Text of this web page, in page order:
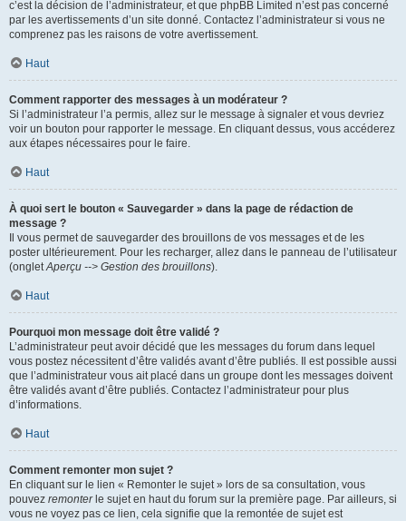
c’est la décision de l’administrateur, et que phpBB Limited n’est pas concerné
par les avertissements d’un site donné. Contactez l’administrateur si vous ne
comprenez pas les raisons de votre avertissement.
Haut
Comment rapporter des messages à un modérateur ?
Si l’administrateur l’a permis, allez sur le message à signaler et vous devriez
voir un bouton pour rapporter le message. En cliquant dessus, vous accéderez
aux étapes nécessaires pour le faire.
Haut
À quoi sert le bouton « Sauvegarder » dans la page de rédaction de
message ?
Il vous permet de sauvegarder des brouillons de vos messages et de les
poster ultérieurement. Pour les recharger, allez dans le panneau de l’utilisateur
(ongletAperçu --> Gestion des brouillons).
Haut
Pourquoi mon message doit être validé ?
L’administrateur peut avoir décidé que les messages du forum dans lequel
vous postez nécessitent d’être validés avant d’être publiés. Il est possible aussi
que l’administrateur vous ait placé dans un groupe dont les messages doivent
être validés avant d’être publiés. Contactez l’administrateur pour plus
d’informations.
Haut
Comment remonter mon sujet ?
En cliquant sur le lien « Remonter le sujet » lors de sa consultation, vous
pouvez remonterle sujet en haut du forum sur la première page. Par ailleurs, si
vous ne voyez pas ce lien, cela signifie que la remontée de sujet est